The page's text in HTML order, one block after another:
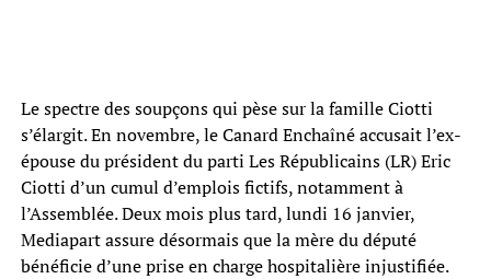
Le spectre des soupçons qui pèse sur la famille Ciotti
s’élargit. En novembre, le Canard Enchaîné accusait l’ex-
épouse du président du parti Les Républicains (LR) Eric
Ciotti d’un cumul d’emplois fictifs, notamment à
l’Assemblée. Deux mois plus tard, lundi 16 janvier,
Mediapart assure désormais que la mère du député
bénéficie d’une prise en charge hospitalière injustifiée.